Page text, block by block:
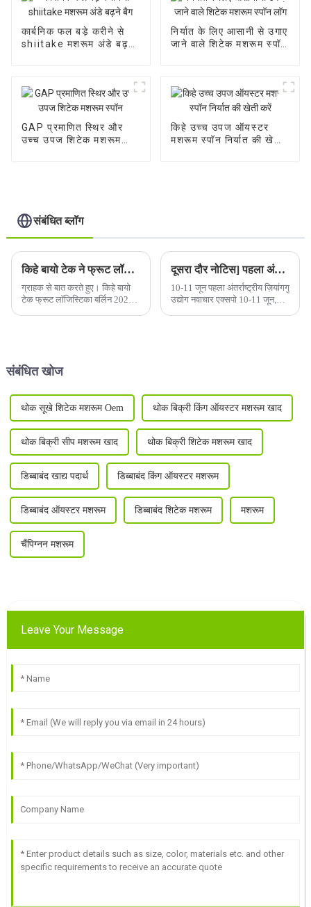
कार्बनिक फल बड़े करीने से
shiitake मशरूम अंडे बढ़ने
निर्यात के लिए आसानी से उगाए
जाने वाले शिटेक मशरूम स्पॉन
GAP प्रमाणित स्थिर और
उच्च उपज शिटेक मशरूम
किहे उच्च उपज ऑयस्टर
मशरूम स्पॉन निर्यात की खेती
संबंधित ब्लॉग
किहे बायो टेक ने फ्रूट लॉजिस्टिका बर्लिन 2020 में भाग लिया।
ग्राहक से बात करते हुए। किहे बायो
टेक फ्रूट लॉजिस्टिका बर्लिन 2020 में
दूसरा दौर नोटिस] पहला अंतर्राष्ट्रीय ज़ियांगगु मशरूम उद्योग नवाचार एक्सपो
10-11 जून पहला अंतर्राष्ट्रीय ज़ियांगगु
उद्योग नवाचार एक्सपो 10-11 जून,
संबंधित खोज
थोक सूखे शिटेक मशरूम Oem थोक बिक्री किंग ऑयस्टर मशरूम खाद
थोक बिक्री सीप मशरूम खाद थोक बिक्री शिटेक मशरूम खाद
डिब्बाबंद खाद्य पदार्थ डिब्बाबंद किंग ऑयस्टर मशरूम
डिब्बाबंद ऑयस्टर मशरूम डिब्बाबंद शिटेक मशरूम मशरूम
चैंपिग्नन मशरूम
Leave Your Message